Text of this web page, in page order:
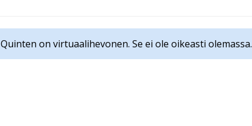
Quinten on virtuaalihevonen. Se ei ole oikeasti olemassa.